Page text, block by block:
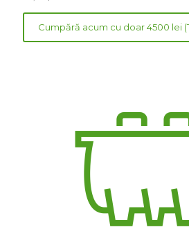
Cumpără acum cu doar 4500 lei